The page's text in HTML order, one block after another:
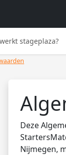
stageplaza?
Deze
Nijmegen,